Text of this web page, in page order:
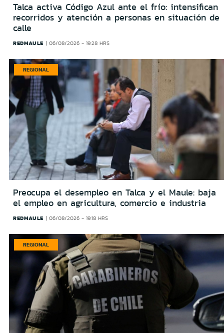
Talca activa Código Azul ante el frío: intensifican
recorridos y atención a personas en situación de
calle
REDMAULE 06/08/2026 - 19:28 HRS
REGIONAL
Preocupa el desempleo en Talca y el Maule: baja
el empleo en agricultura, comercio e industria
REDMAULE 06/08/2026 - 19:18 HRS
REGIONAL